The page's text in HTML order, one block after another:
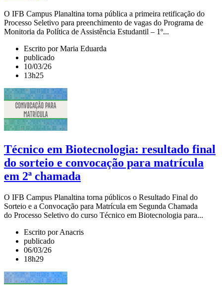
O IFB Campus Planaltina torna pública a primeira retificação do
Processo Seletivo para preenchimento de vagas do Programa de
Monitoria da Política de Assistência Estudantil – 1º...
Escrito por Maria Eduarda
publicado
10/03/26
13h25
Técnico em Biotecnologia: resultado final
do sorteio e convocação para matrícula
em 2ª chamada
O IFB Campus Planaltina torna públicos o Resultado Final do
Sorteio e a Convocação para Matrícula em Segunda Chamada
do Processo Seletivo do curso Técnico em Biotecnologia para...
Escrito por Anacris
publicado
06/03/26
18h29